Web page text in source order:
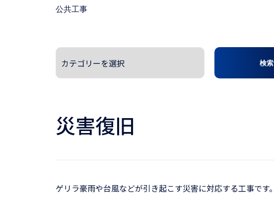
公共工事
検索
災害復旧
ゲリラ豪雨や台風などが引き起こす災害に対応する工事です。